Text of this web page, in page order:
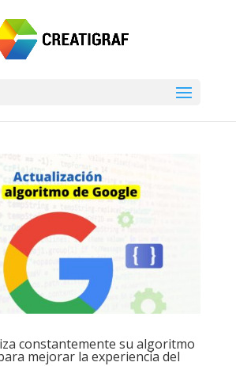
constantemente su algoritmo
mejorar la experiencia del